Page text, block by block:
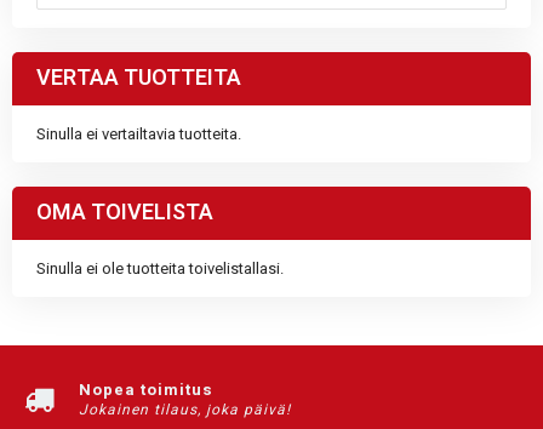
VERTAA TUOTTEITA
Sinulla ei vertailtavia tuotteita.
OMA TOIVELISTA
Sinulla ei ole tuotteita toivelistallasi.
Nopea toimitus
Jokainen tilaus, joka päivä!